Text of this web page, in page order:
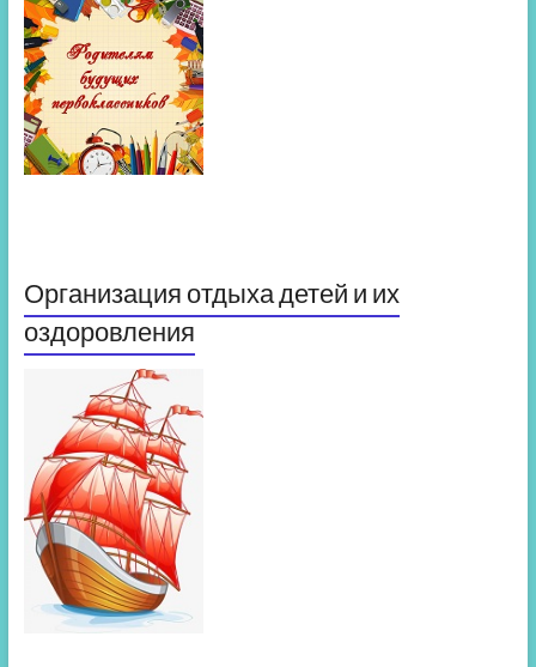
Организация отдыха детей и их
оздоровления